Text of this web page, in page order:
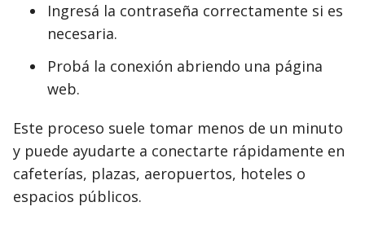
Ingresá la contraseña correctamente si es
necesaria.
Probá la conexión abriendo una página
web.
Este proceso suele tomar menos de un minuto
y puede ayudarte a conectarte rápidamente en
cafeterías, plazas, aeropuertos, hoteles o
espacios públicos.